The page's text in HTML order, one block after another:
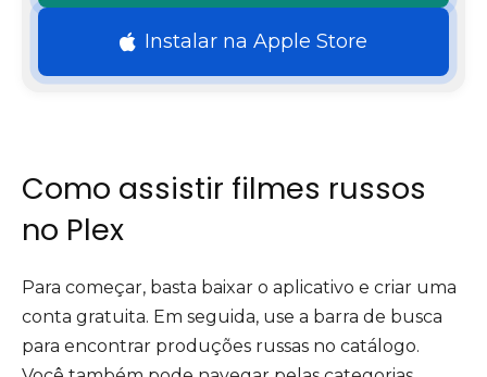
Instalar na Apple Store
Como assistir filmes russos
no Plex
Para começar, basta baixar o aplicativo e criar uma
conta gratuita. Em seguida, use a barra de busca
para encontrar produções russas no catálogo.